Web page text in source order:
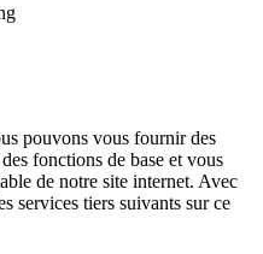
pouvons vous fournir des
fonctions de base et vous
de notre site internet. Avec
services tiers suivants sur ce